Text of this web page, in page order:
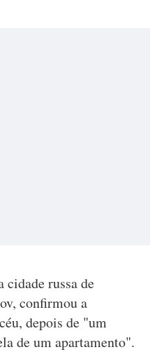
cidade russa de
confirmou a
depois de "um
de um apartamento".